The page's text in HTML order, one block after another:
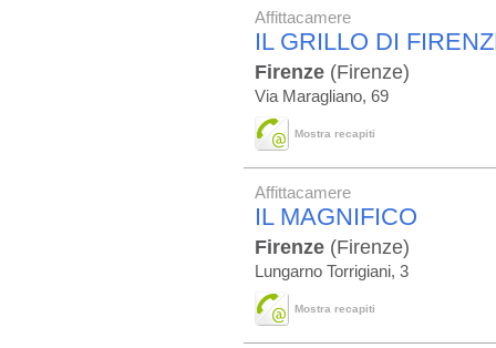
Affittacamere
IL GRILLO DI
Firenze (Firenze)
Via Maragliano, 69
Mostra recapiti
Affittacamere
IL MAGNIFICO
Firenze (Firenze)
Lungarno Torrigiani, 3
Mostra recapiti